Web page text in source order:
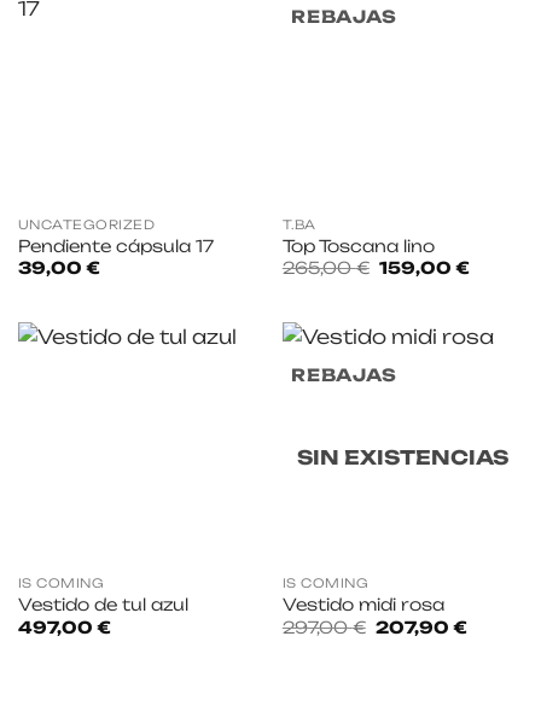
UNCATEGORIZED
Pendiente cápsula 17
39,00 €
REBAJAS
T.BA
Top Toscana lino
265,00€ El
precio
265,00 €.
159,00 €El
159,00
IS COMING
Vestido de tul azul
497,00 €
REBAJAS
SIN EXISTENCIAS
IS COMING
Vestido midi rosa
297,00€ El
precio
207,90 €El